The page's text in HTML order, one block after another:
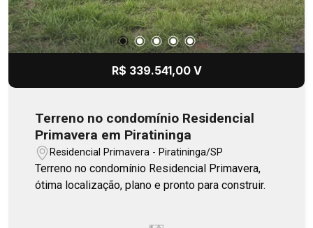
R$ 339.541,00 V
Terreno no condomínio Residencial
Primavera em Piratininga
Residencial Primavera - Piratininga/SP
Terreno no condomínio Residencial Primavera,
ótima localização, plano e pronto para construir.